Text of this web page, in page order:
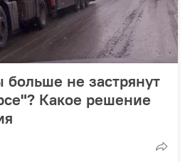
не застрянут
Какое решение